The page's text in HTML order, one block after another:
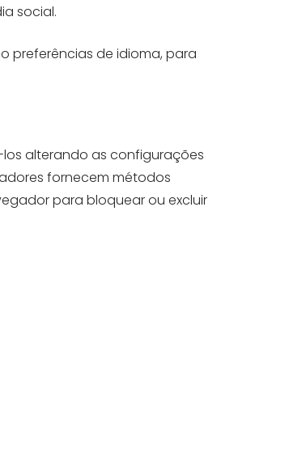
social.
preferências de idioma, para
alterando as configurações
fornecem métodos
para bloquear ou excluir